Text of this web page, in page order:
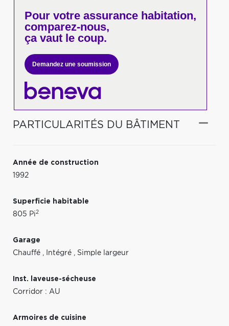
Pour votreassurance habitation,
comparez-nous,
ça vaut le coup.
Demandez une soumission
PARTICULARITÉS DU BÂTIMENT
Année de construction
1992
Superficie habitable
805 Pi2
Garage
Chauffé , Intégré , Simple largeur
Inst. laveuse-sécheuse
Corridor : AU
Armoires de cuisine